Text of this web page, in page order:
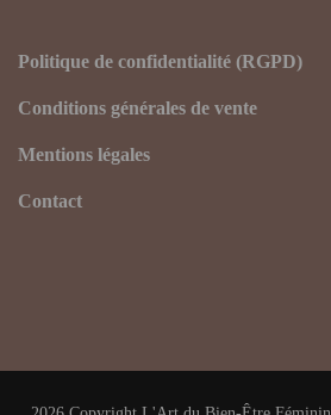
Politique de confidentialité (RGPD)
Conditions générales de vente
Mentions légales
Contact